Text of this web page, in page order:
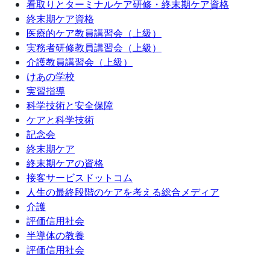
看取りとターミナルケア研修・終末期ケア資格
終末期ケア資格
医療的ケア教員講習会（上級）
実務者研修教員講習会（上級）
介護教員講習会（上級）
けあの学校
実習指導
科学技術と安全保障
ケアと科学技術
記念会
終末期ケア
終末期ケアの資格
接客サービスドットコム
人生の最終段階のケアを考える総合メディア
介護
評価信用社会
半導体の教養
評価信用社会